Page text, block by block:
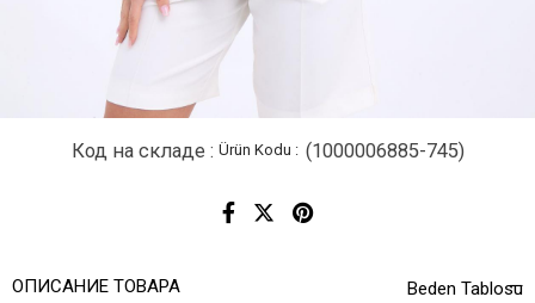
Код на складе (1000006885-745)
Beden Tablosu
ОПИСАНИЕ ТОВАРА